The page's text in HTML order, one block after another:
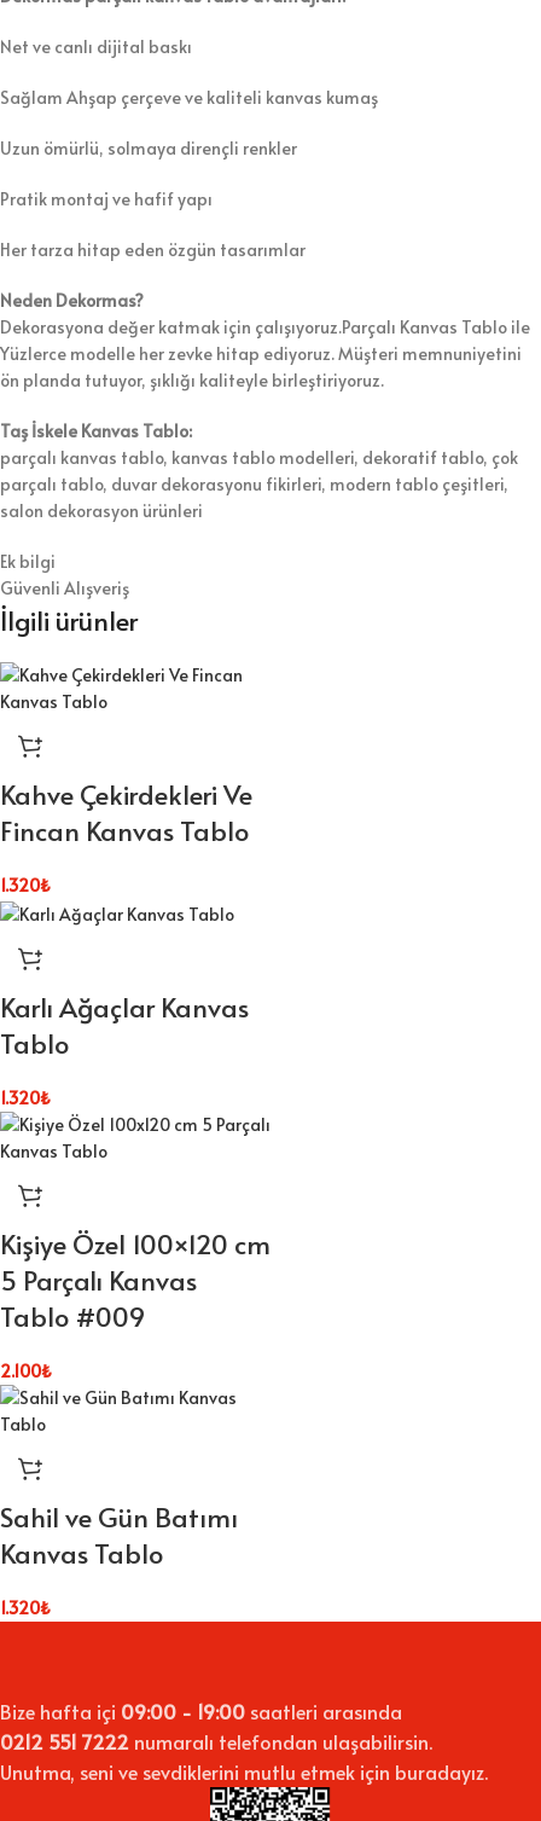
Net ve canlı dijital baskı
Sağlam Ahşap çerçeve ve kaliteli kanvas kumaş
Uzun ömürlü, solmaya dirençli renkler
Pratik montaj ve hafif yapı
Her tarza hitap eden özgün tasarımlar
Neden Dekormas?
Dekorasyona değer katmak için çalışıyoruz.Parçalı Kanvas Tablo ile
Yüzlerce modelle her zevke hitap ediyoruz. Müşteri memnuniyetini
ön planda tutuyor, şıklığı kaliteyle birleştiriyoruz.
Taş İskele Kanvas Tablo:
parçalı kanvas tablo, kanvas tablo modelleri, dekoratif tablo, çok
parçalı tablo, duvar dekorasyonu fikirleri, modern tablo çeşitleri,
salon dekorasyon ürünleri
Ek bilgi
Güvenli Alışveriş
İlgili ürünler
Kahve Çekirdekleri Ve
Fincan Kanvas Tablo
1.320₺
Karlı Ağaçlar Kanvas
Tablo
1.320₺
Kişiye Özel 100×120 cm
5 Parçalı Kanvas
Tablo #009
2.100₺
Sahil ve Gün Batımı
Kanvas Tablo
1.320₺
Bize hafta içi 09:00 - 19:00 saatleri arasında
0212 551 7222 numaralı telefondan ulaşabilirsin.
Unutma, seni ve sevdiklerini mutlu etmek için buradayız.